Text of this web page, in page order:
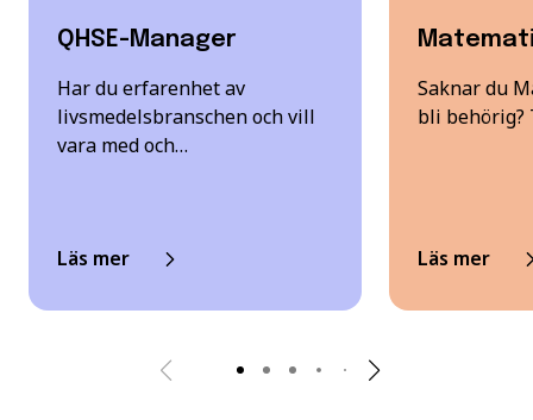
QHSE-Manager
Har du erfarenhet av
livsmedelsbranschen och vill
vara med och…
Läs mer
Saknar du
bli behörig?
Läs mer